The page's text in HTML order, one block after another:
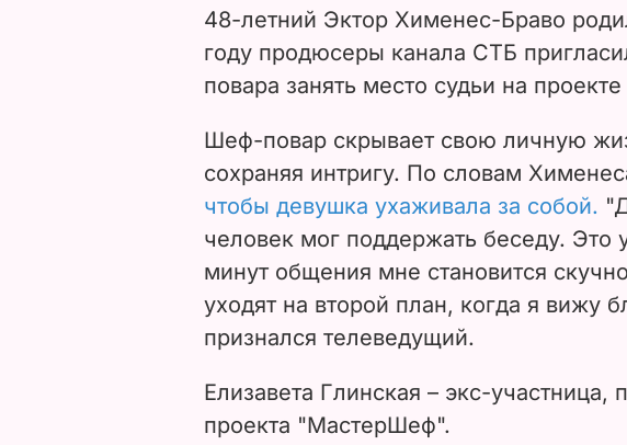
48-летний Эктор Хименес-Браво
году продюсеры канала СТБ
повара занять место судьи на
Шеф-повар скрывает свою личную
сохраняя интригу. По словам
чтобы девушка ухаживала за собой.
человек мог поддержать беседу. Это
минут общения мне становится
уходят на второй план, когда я вижу
признался телеведущий.
Елизавета Глинская – экс-участница,